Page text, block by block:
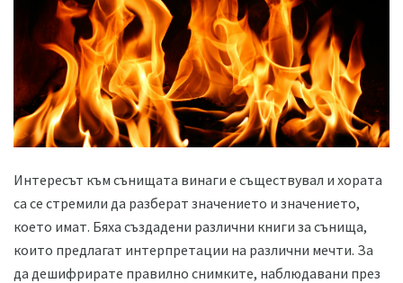
Интересът към сънищата винаги е съществувал и хората
са се стремили да разберат значението и значението,
което имат. Бяха създадени различни книги за сънища,
които предлагат интерпретации на различни мечти. За
да дешифрирате правилно снимките, наблюдавани през